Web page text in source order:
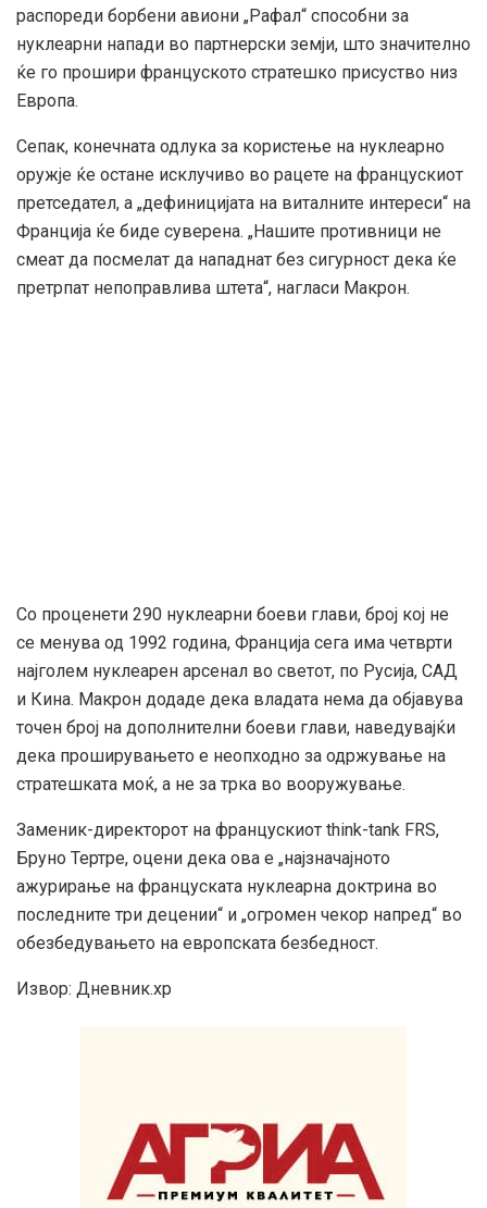
распореди борбени авиони „Рафал“ способни за
нуклеарни напади во партнерски земји, што значително
ќе го прошири француското стратешко присуство низ
Европа.
Сепак, конечната одлука за користење на нуклеарно
оружје ќе остане исклучиво во рацете на францускиот
претседател, а „дефиницијата на виталните интереси“ на
Франција ќе биде суверена. „Нашите противници не
смеат да посмелат да нападнат без сигурност дека ќе
претрпат непоправлива штета“, нагласи Макрон.
Со проценети 290 нуклеарни боеви глави, број кој не
се менува од 1992 година, Франција сега има четврти
најголем нуклеарен арсенал во светот, по Русија, САД
и Кина. Макрон додаде дека владата нема да објавува
точен број на дополнителни боеви глави, наведувајќи
дека проширувањето е неопходно за одржување на
стратешката моќ, а не за трка во вооружување.
Заменик-директорот на францускиот think-tank FRS,
Бруно Тертрe, оцени дека ова е „најзначајното
ажурирање на француската нуклеарна доктрина во
последните три децении“ и „огромен чекор напред“ во
обезбедувањето на европската безбедност.
Извор: Дневник.хр